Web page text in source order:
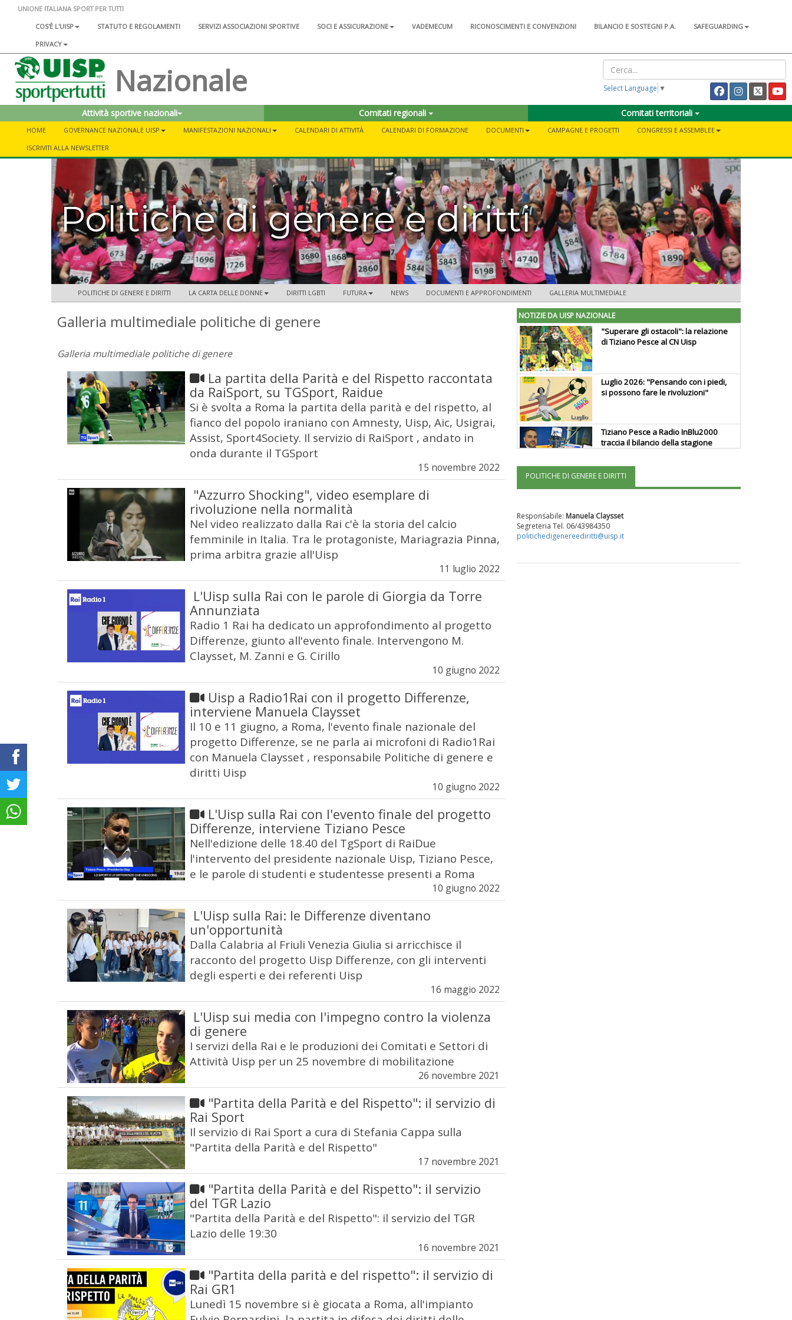
UNIONE ITALIANA SPORT PER TUTTI
COS'È L'UISP
STATUTO E REGOLAMENTI SERVIZI ASSOCIAZIONI SPORTIVE SOCI E ASSICURAZIONE VADEMECUM RICONOSCIMENTI E CONVENZIONI BILANCIO E SOSTEGNI P.A.
SAFEGUARDING
PRIVACY
Nazionale Select Language ▼
Attività sportive nazionali Comitati regionali Comitati territoriali
HOME GOVERNANCE NAZIONALE UISP MANIFESTAZIONI NAZIONALI CALENDARI DI ATTIVITÀ CALENDARI DI FORMAZIONE DOCUMENTI CAMPAGNE E PROGETTI
CONGRESSI E ASSEMBLEE
ISCRIVITI ALLA NEWSLETTER
Politiche di genere e diritti
POLITICHE DI GENERE E DIRITTI LA CARTA DELLE DONNE DIRITTI LGBTI FUTURA NEWS DOCUMENTI E APPROFONDIMENTI GALLERIA MULTIMEDIALE
Galleria multimediale politiche di genere
Galleria multimediale politiche di genere
La partita della Parità e del Rispetto raccontata
da RaiSport, su TGSport, Raidue
Si è svolta a Roma la partita della parità e del rispetto, al
fianco del popolo iraniano con Amnesty, Uisp, Aic, Usigrai,
Assist, Sport4Society. Il servizio di RaiSport , andato in
onda durante il TGSport
15 novembre 2022
"Azzurro Shocking", video esemplare di
rivoluzione nella normalità
Nel video realizzato dalla Rai c'è la storia del calcio
femminile in Italia. Tra le protagoniste, Mariagrazia Pinna,
prima arbitra grazie all'Uisp
11 luglio 2022
L'Uisp sulla Rai con le parole di Giorgia da Torre
Annunziata
Radio 1 Rai ha dedicato un approfondimento al progetto
Differenze, giunto all'evento finale. Intervengono M.
Claysset, M. Zanni e G. Cirillo
10 giugno 2022
Uisp a Radio1Rai con il progetto Differenze,
interviene Manuela Claysset
Il 10 e 11 giugno, a Roma, l'evento finale nazionale del
progetto Differenze, se ne parla ai microfoni di Radio1Rai
con Manuela Claysset , responsabile Politiche di genere e
diritti Uisp
10 giugno 2022
L'Uisp sulla Rai con l'evento finale del progetto
Differenze, interviene Tiziano Pesce
Nell'edizione delle 18.40 del TgSport di RaiDue
l'intervento del presidente nazionale Uisp, Tiziano Pesce,
e le parole di studenti e studentesse presenti a Roma
10 giugno 2022
L'Uisp sulla Rai: le Differenze diventano
un'opportunità
Dalla Calabria al Friuli Venezia Giulia si arricchisce il
racconto del progetto Uisp Differenze, con gli interventi
degli esperti e dei referenti Uisp
16 maggio 2022
L'Uisp sui media con l'impegno contro la violenza
di genere
I servizi della Rai e le produzioni dei Comitati e Settori di
Attività Uisp per un 25 novembre di mobilitazione
26 novembre 2021
"Partita della Parità e del Rispetto": il servizio di
Rai Sport
Il servizio di Rai Sport a cura di Stefania Cappa sulla
"Partita della Parità e del Rispetto"
17 novembre 2021
"Partita della Parità e del Rispetto": il servizio
del TGR Lazio
"Partita della Parità e del Rispetto": il servizio del TGR
Lazio delle 19:30
16 novembre 2021
"Partita della parità e del rispetto": il servizio di
Rai GR1
Lunedì 15 novembre si è giocata a Roma, all'impianto
NOTIZIE DA UISP NAZIONALE
"Superare gli ostacoli": la relazione
di Tiziano Pesce al CN Uisp
Luglio 2026: "Pensando con i piedi,
si possono fare le rivoluzioni"
Tiziano Pesce a Radio InBlu2000
traccia il bilancio della stagione
La formazione Uisp rallenta ma
prosegue anche in estate
POLITICHE DI GENERE E DIRITTI
Responsabile: Manuela Claysset
Segreteria Tel. 06/43984350
politichedigenereediritti@uisp.it